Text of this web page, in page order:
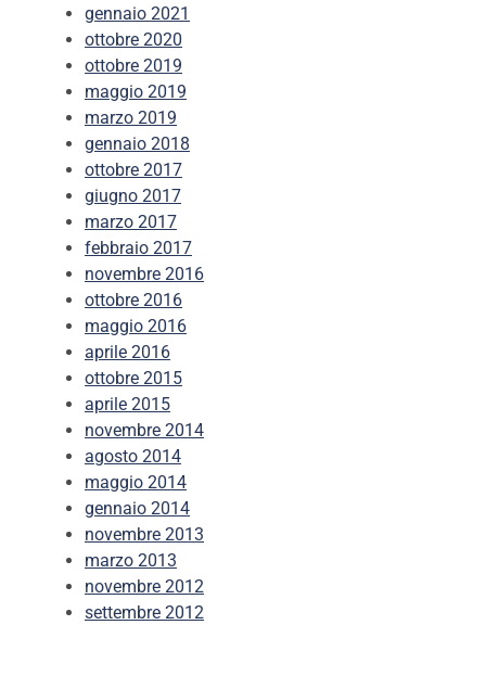
gennaio 2021
ottobre 2020
ottobre 2019
maggio 2019
marzo 2019
gennaio 2018
ottobre 2017
giugno 2017
marzo 2017
febbraio 2017
novembre 2016
ottobre 2016
maggio 2016
aprile 2016
ottobre 2015
aprile 2015
novembre 2014
agosto 2014
maggio 2014
gennaio 2014
novembre 2013
marzo 2013
novembre 2012
settembre 2012